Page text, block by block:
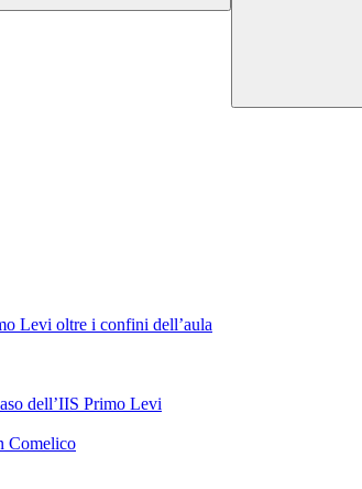
Levi oltre i confini dell’aula
dell’IIS Primo Levi
Comelico